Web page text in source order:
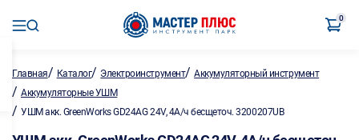
0
Главная/ Каталог/ Электроинструмент/Аккумуляторный инструмент
/ Аккумуляторные УШМ
/ УШМ акк. GreenWorks GD24AG 24V, 4А/ч бесщеточ. 3200207UB